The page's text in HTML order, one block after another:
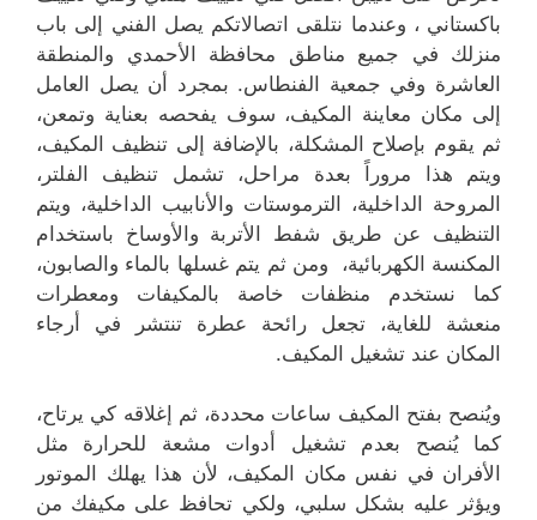
باكستاني ، وعندما نتلقى اتصالاتكم يصل الفني إلى باب
منزلك في جميع مناطق محافظة الأحمدي والمنطقة
العاشرة وفي جمعية الفنطاس. بمجرد أن يصل العامل
إلى مكان معاينة المكيف، سوف يفحصه بعناية وتمعن،
ثم يقوم بإصلاح المشكلة، بالإضافة إلى تنظيف المكيف،
ويتم هذا مروراً بعدة مراحل، تشمل تنظيف الفلتر،
المروحة الداخلية، الترموستات والأنابيب الداخلية، ويتم
التنظيف عن طريق شفط الأتربة والأوساخ باستخدام
المكنسة الكهربائية، ومن ثم يتم غسلها بالماء والصابون،
كما نستخدم منظفات خاصة بالمكيفات ومعطرات
منعشة للغاية، تجعل رائحة عطرة تنتشر في أرجاء
المكان عند تشغيل المكيف.
ويُنصح بفتح المكيف ساعات محددة، ثم إغلاقه كي يرتاح،
كما يُنصح بعدم تشغيل أدوات مشعة للحرارة مثل
الأفران في نفس مكان المكيف، لأن هذا يهلك الموتور
ويؤثر عليه بشكل سلبي، ولكي تحافظ على مكيفك من